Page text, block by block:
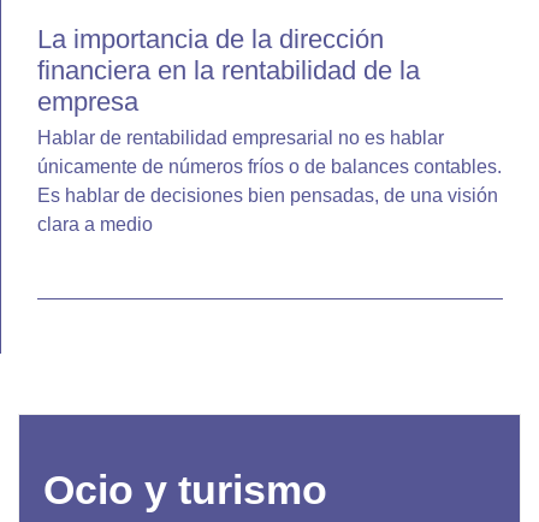
La importancia de la dirección
financiera en la rentabilidad de la
empresa
Hablar de rentabilidad empresarial no es hablar
únicamente de números fríos o de balances contables.
Es hablar de decisiones bien pensadas, de una visión
clara a medio
Ocio y turismo